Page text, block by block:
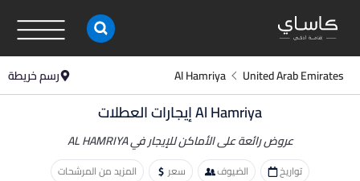
United Arab Emirates
Al Hamriya رسم خريطة
Al Hamriya إيجارات العطلات
عروض رائعة على الأماكنللإيجار في AL HAMRIYA
تواريخ الضيوف سعر المزيد من المرشحات